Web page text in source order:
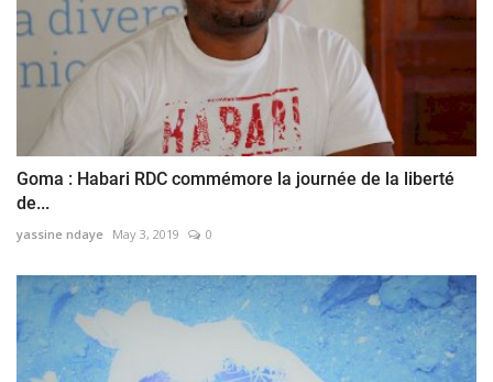
Goma : Habari RDC commémore la journée de la liberté
de...
yassine ndaye May 3, 2019 0